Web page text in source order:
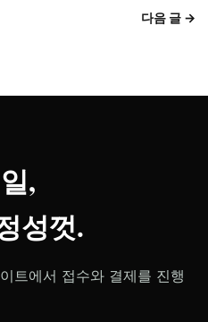
다음 글 →
,
성껏.
트에서 접수와 결제를 진행